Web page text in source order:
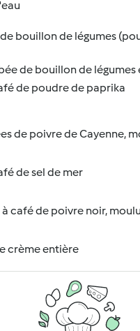
bouillon de légumes
de bouillon de
de poudre de paprika
de poivre de Cayenne,
de sel de mer
café de poivre noir,
crème entière